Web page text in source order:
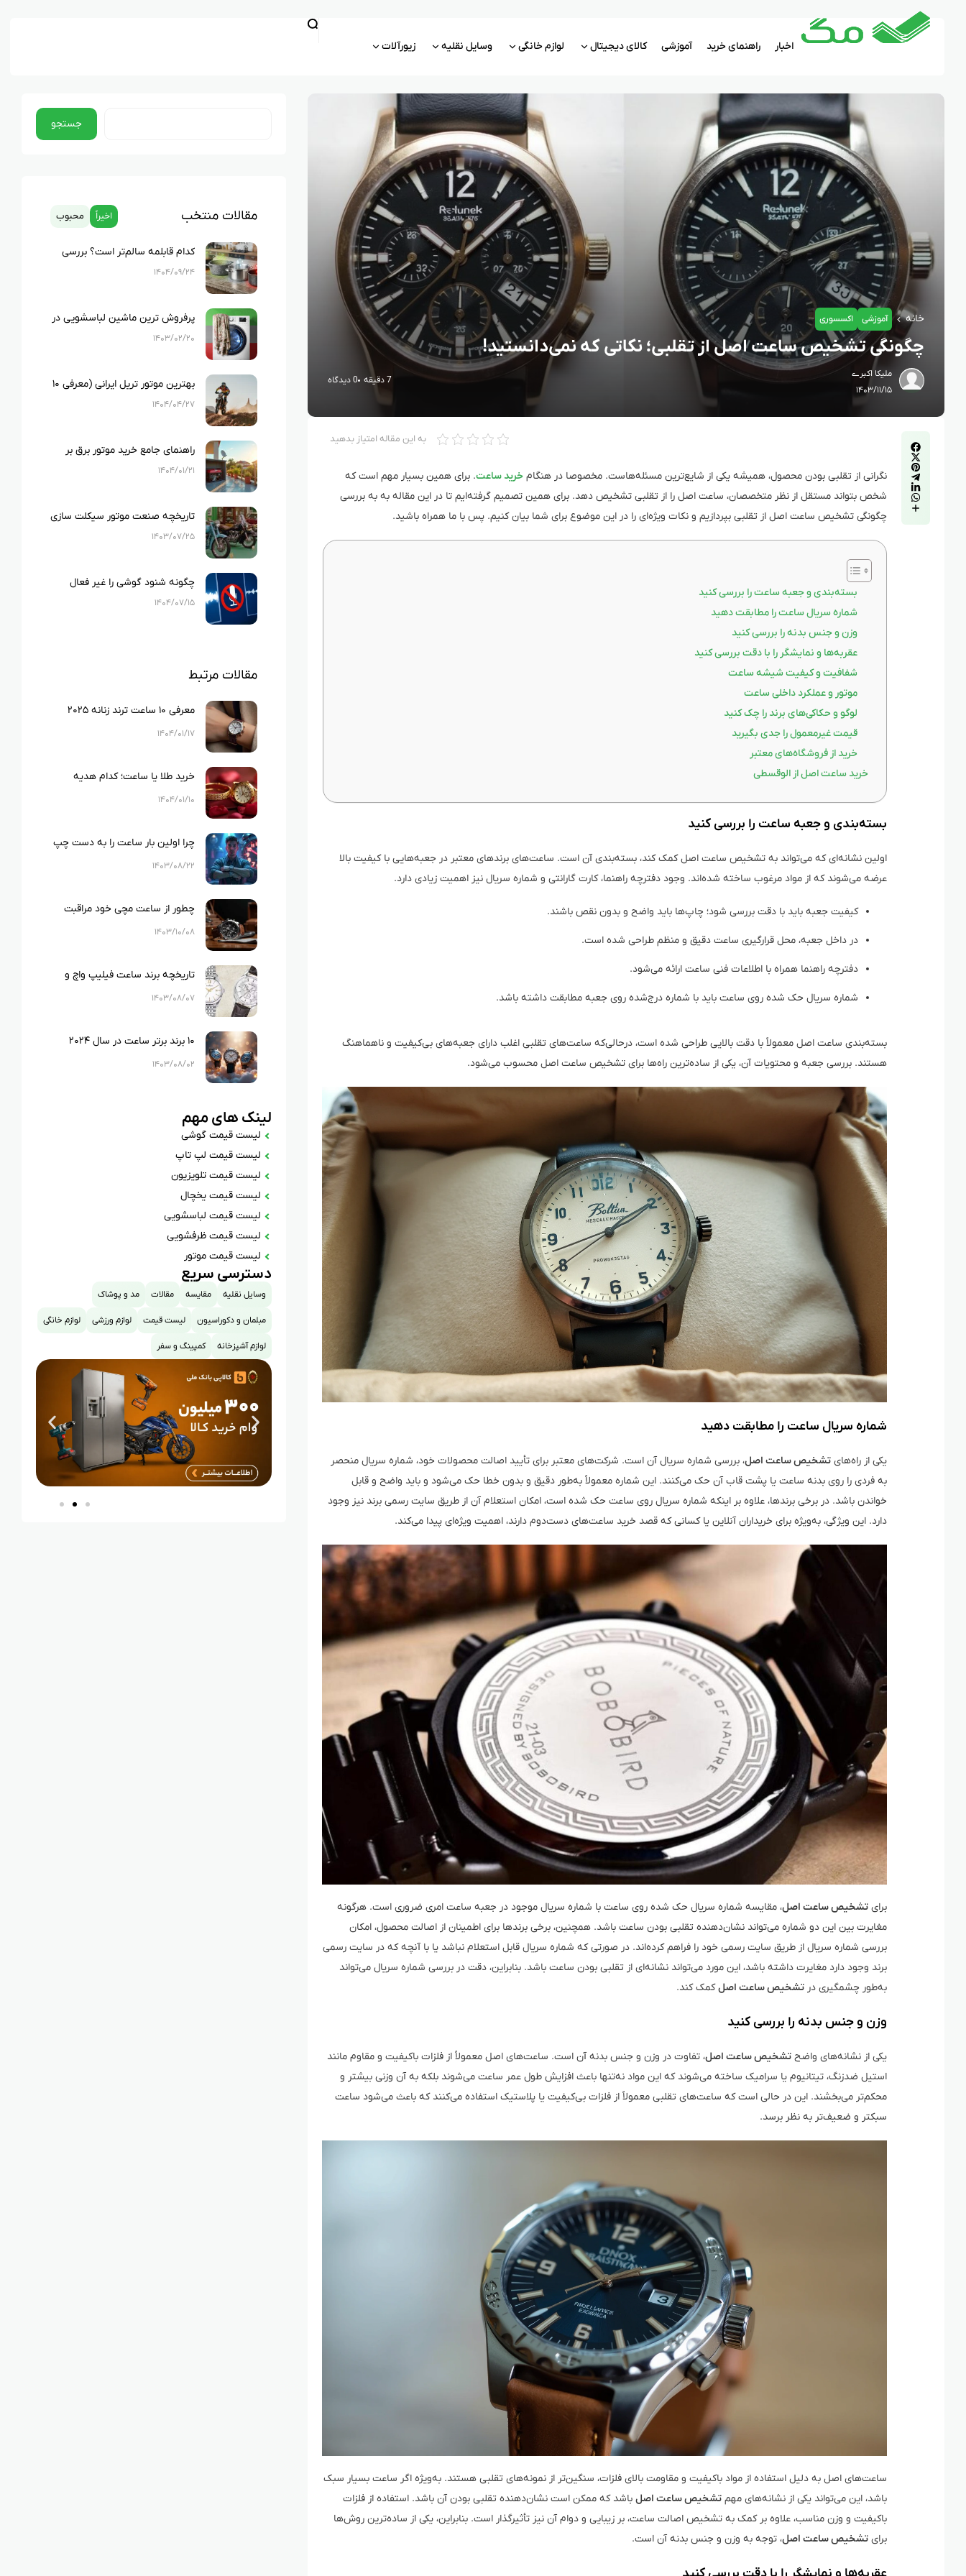
اخبار راهنمای خرید آموزشی کالای دیجیتال لوازم خانگی وسایل نقلیه زیورآلات
خانه آموزشی اکسسوری
چگونگی تشخیص ساعت اصل از تقلبی؛ نکاتی که نمی‌دانستید!
ملیکا اکبرے
۱۴۰۳/۱۱/۱۵
7 دقیقه 0 دیدگاه
به این مقاله امتیاز بدهید
نگرانی از تقلبی بودن محصول، همیشه یکی از شایع‌ترین مسئله‌هاست. مخصوصا در هنگام خرید ساعت. برای همین بسیار مهم است که
شخص بتواند مستقل از نظر متخصصان، ساعت اصل را از تقلبی تشخیص دهد. برای همین تصمیم گرفته‌ایم تا در این مقاله به به بررسی
چگونگی تشخیص ساعت اصل از تقلبی بپردازیم و نکات ویژه‌ای را در این موضوع برای شما بیان کنیم. پس با ما همراه باشید.
بسته‌بندی و جعبه ساعت را بررسی کنید
شماره سریال ساعت را مطابقت دهید
وزن و جنس بدنه را بررسی کنید
عقربه‌ها و نمایشگر را با دقت بررسی کنید
شفافیت و کیفیت شیشه ساعت
موتور و عملکرد داخلی ساعت
لوگو و حکاکی‌های برند را چک کنید
قیمت غیرمعمول را جدی بگیرید
خرید از فروشگاه‌های معتبر
خرید ساعت اصل از الوقسطی
بسته‌بندی و جعبه ساعت را بررسی کنید
اولین نشانه‌ای که می‌تواند به تشخیص ساعت اصل کمک کند، بسته‌بندی آن است. ساعت‌های برندهای معتبر در جعبه‌هایی با کیفیت بالا
عرضه می‌شوند که از مواد مرغوب ساخته شده‌اند. وجود دفترچه راهنما، کارت گارانتی و شماره سریال نیز اهمیت زیادی دارد.
کیفیت جعبه باید با دقت بررسی شود؛ چاپ‌ها باید واضح و بدون نقص باشند.
در داخل جعبه، محل قرارگیری ساعت دقیق و منظم طراحی شده است.
دفترچه راهنما همراه با اطلاعات فنی ساعت ارائه می‌شود.
شماره سریال حک شده روی ساعت باید با شماره درج‌شده روی جعبه مطابقت داشته باشد.
بسته‌بندی ساعت اصل معمولاً با دقت بالایی طراحی شده است، درحالی‌که ساعت‌های تقلبی اغلب دارای جعبه‌های بی‌کیفیت و ناهماهنگ
هستند. بررسی جعبه و محتویات آن، یکی از ساده‌ترین راه‌ها برای تشخیص ساعت اصل محسوب می‌شود.
شماره سریال ساعت را مطابقت دهید
یکی از راه‌های تشخیص ساعت اصل، بررسی شماره سریال آن است. شرکت‌های معتبر برای تأیید اصالت محصولات خود، شماره سریال منحصر
به فردی را روی بدنه ساعت یا پشت قاب آن حک می‌کنند. این شماره معمولاً به‌طور دقیق و بدون خطا حک می‌شود و باید واضح و قابل
خواندن باشد. در برخی برندها، علاوه بر اینکه شماره سریال روی ساعت حک شده است، امکان استعلام آن از طریق سایت رسمی برند نیز وجود
دارد. این ویژگی، به‌ویژه برای خریداران آنلاین یا کسانی که قصد خرید ساعت‌های دست‌دوم دارند، اهمیت ویژه‌ای پیدا می‌کند.
برای تشخیص ساعت اصل، مقایسه شماره سریال حک شده روی ساعت با شماره سریال موجود در جعبه ساعت امری ضروری است. هرگونه
مغایرت بین این دو شماره می‌تواند نشان‌دهنده تقلبی بودن ساعت باشد. همچنین، برخی برندها برای اطمینان از اصالت محصول، امکان
بررسی شماره سریال از طریق سایت رسمی خود را فراهم کرده‌اند. در صورتی که شماره سریال قابل استعلام نباشد یا با آنچه که در سایت رسمی
برند وجود دارد مغایرت داشته باشد، این مورد می‌تواند نشانه‌ای از تقلبی بودن ساعت باشد. بنابراین، دقت در بررسی شماره سریال می‌تواند
به‌طور چشمگیری در تشخیص ساعت اصلکمک کند.
وزن و جنس بدنه را بررسی کنید
یکی از نشانه‌های واضح تشخیص ساعت اصل، تفاوت در وزن و جنس بدنه آن است. ساعت‌های اصل معمولاً از فلزات باکیفیت و مقاوم مانند
استیل ضدزنگ، تیتانیوم یا سرامیک ساخته می‌شوند که این مواد نه‌تنها باعث افزایش طول عمر ساعت می‌شوند بلکه به آن وزنی بیشتر و
محکم‌تر می‌بخشند. این در حالی است که ساعت‌های تقلبی معمولاً از فلزات بی‌کیفیت یا پلاستیک استفاده می‌کنند که باعث می‌شود ساعت
سبکتر و ضعیف‌تر به نظر برسد.
ساعت‌های اصل به دلیل استفاده از مواد باکیفیت و مقاومت بالای فلزات، سنگین‌تر از نمونه‌های تقلبی هستند. به‌ویژه اگر ساعت بسیار سبک
باشد، این می‌تواند یکی از نشانه‌های مهم تشخیص ساعت اصل باشد که ممکن است نشان‌دهنده تقلبی بودن آن باشد. استفاده از فلزات
باکیفیت و وزن مناسب، علاوه بر کمک به تشخیص اصالت ساعت، بر زیبایی و دوام آن نیز تأثیرگذار است. بنابراین، یکی از ساده‌ترین روش‌ها
برای تشخیص ساعت اصل، توجه به وزن و جنس بدنه آن است.
جستجو
مقالات منتخب اخیراً محبوب
کدام قابلمه سالم‌تر است؟ بررسی
کامل چدن، استیل، گرانیت و تفلون
۱۴۰۴/۰۹/۲۴
پرفروش ترین ماشین لباسشویی در
ایران
۱۴۰۳/۰۲/۲۰
بهترین موتور تریل ایرانی (معرفی ۱۰
نمونه بهترین تریل های ایرانی)
۱۴۰۴/۰۴/۲۷
راهنمای جامع خرید موتور برق بر
اساس متراژ خانه و لوازم خانگی
۱۴۰۴/۰۱/۲۱
تاریخچه صنعت موتور سیکلت سازی
در ایران
۱۴۰۳/۰۷/۲۵
چگونه شنود گوشی را غیر فعال
کنیم؟
۱۴۰۴/۰۷/۱۵
مقالات مرتبط
معرفی ۱۰ ساعت ترند زنانه ۲۰۲۵
۱۴۰۴/۰۱/۱۷
خرید طلا یا ساعت؛ کدام هدیه
ماندگارتر می‌شود؟
۱۴۰۴/۰۱/۱۰
چرا اولین بار ساعت را به دست چپ
بستند؟حقیقتی که مخفی مانده!
۱۴۰۳/۰۸/۲۲
چطور از ساعت مچی خود مراقبت
کنیم؟
۱۴۰۳/۱۰/۰۸
تاریخچه برند ساعت فیلیپ واچ و
مدل‌های محبوب آن
۱۴۰۳/۰۸/۰۷
۱۰ برند برتر ساعت در سال ۲۰۲۴
۱۴۰۳/۰۸/۰۲
لینک های مهم
لیست قیمت گوشی
لیست قیمت لپ تاپ
لیست قیمت تلویزیون
لیست قیمت یخچال
لیست قیمت لباسشویی
لیست قیمت ظرفشویی
لیست قیمت موتور
دسترسی سریع
وسایل نقلیه مقایسه مقالات مد و پوشاک
مبلمان و دکوراسیون لیست قیمت لوازم ورزشی لوازم خانگی
لوازم آشپزخانه کمپینگ و سفر